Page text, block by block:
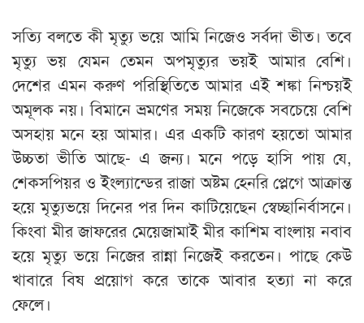
সত্যি বলতে কী মৃত্যু ভয়ে আমি নিজেও সর্বদা ভীত। তবে
মৃত্যু ভয় যেমন তেমন অপমৃত্যুর ভয়ই আমার বেশি।
দেশের এমন করুণ পরিস্থিতিতে আমার এই শঙ্কা নিশ্চয়ই
অমূলক নয়। বিমানে ভ্রমণের সময় নিজেকে সবচেয়ে বেশি
অসহায় মনে হয় আমার। এর একটি কারণ হয়তো আমার
উচ্চতা ভীতি আছে- এ জন্য। মনে পড়ে হাসি পায় যে,
শেকসপিয়র ও ইংল্যান্ডের রাজা অষ্টম হেনরি প্লেগে আক্রান্ত
হয়ে মৃত্যুভয়ে দিনের পর দিন কাটিয়েছেন স্বেচ্ছানির্বাসনে।
কিংবা মীর জাফরের মেয়েজামাই মীর কাশিম বাংলায় নবাব
হয়ে মৃত্যু ভয়ে নিজের রান্না নিজেই করতেন। পাছে কেউ
খাবারে বিষ প্রয়োগ করে তাকে আবার হত্যা না করে
ফেলে।